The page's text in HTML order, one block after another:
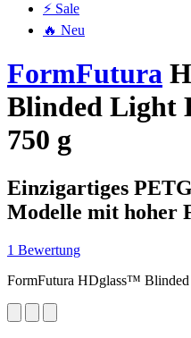
⚡ Sale
🔥 Neu
FormFutura
Blinded Light
750 g
Einzigartiges
Modelle mit hoher
1 Bewertung
FormFutura HDglass™